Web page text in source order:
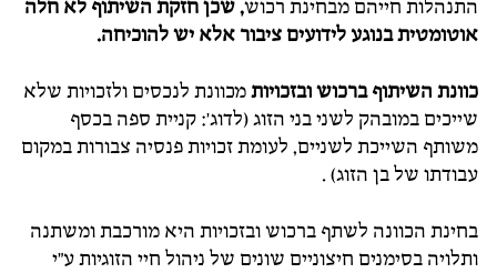
התנהלות חייהם מבחינת רכוש, שכן חזקת השיתוף לא חלה
אוטומטית בנוגע לידועים ציבור אלא יש להוכיחה.
כוונת השיתוף ברכוש ובזכויותמכוונת לנכסים ולזכויות שלא
שייכים במובהק לשני בני הזוג (לדוג': קניית ספה בכסף
משותף השייכת לשניים, לעומת זכויות פנסיה צבורות במקום
עבודתו של בן הזוג) .
בחינת הכוונה לשתף ברכוש ובזכויות היא מורכבת ומשתנה
ותלויה בסימנים חיצוניים שונים של ניהול חיי הזוגיות ע"י